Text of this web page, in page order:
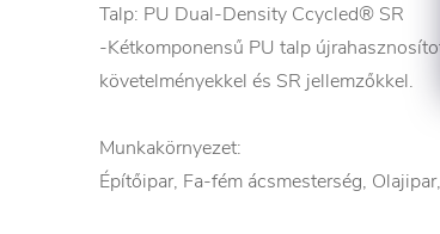
Talp: PU Dual-Density Ccycled® SR
-Kétkomponensű PU talp
követelményekkel és SR jellemzőkkel.
Munkakörnyezet:
Építőipar, Fa-fém ácsmesterség,